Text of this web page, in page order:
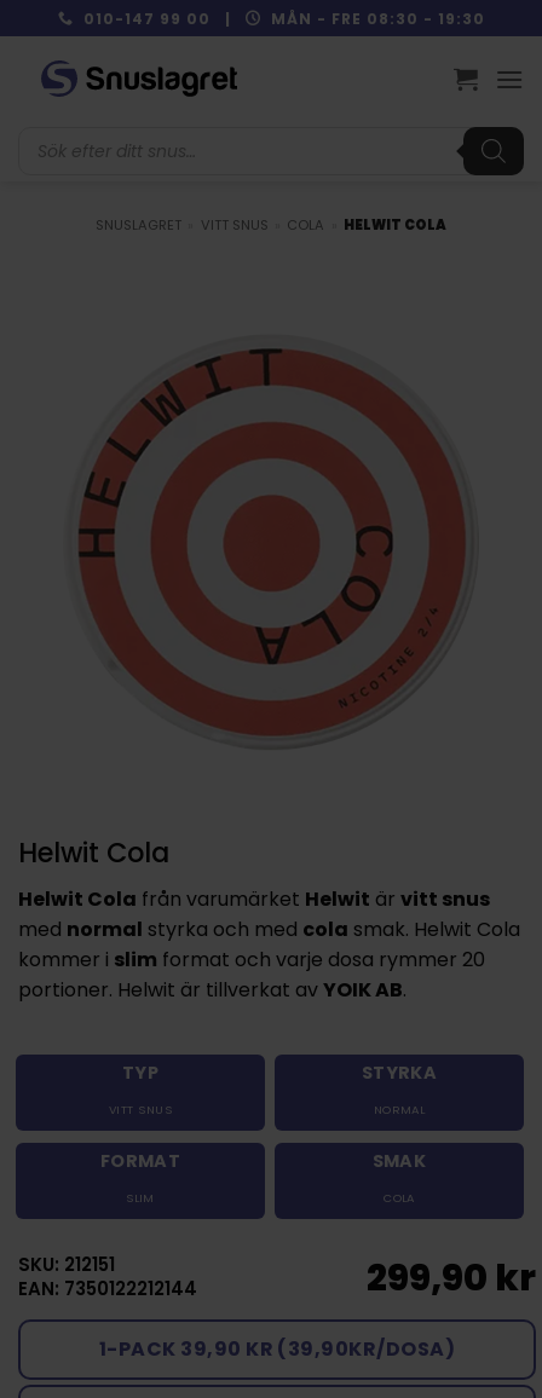
to
content
010-147 99 00 | MÅN - FRE 08:30 - 19:30
SNUSLAGRET VITT SNUS COLA HELWIT COLA
Helwit Cola
Helwit Cola från varumärket Helwit är vitt snus
med normal styrka och med cola smak. Helwit Cola
kommer i slim format och varje dosa rymmer 20
portioner. Helwit är tillverkat avYOIK AB.
TYP
VITT SNUS
STYRKA
NORMAL
FORMAT
SLIM
SMAK
COLA
SKU: 212151
EAN: 7350122212144
299,90 kr
1-PACK 39,90 KR (39,90KR/DOSA)